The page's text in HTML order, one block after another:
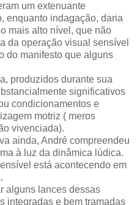
um extenuante
enquanto indagação, daria
mais alto nível, que não
da operação visual sensível
do manifesto que alguns
produzidos durante sua
significativos
condicionamentos e
motriz ( meros
vivenciada).
ainda, André compreendeu
à luz da dinâmica lúdica.
está acontecendo em
alguns lances dessas
integradas e bem tramadas